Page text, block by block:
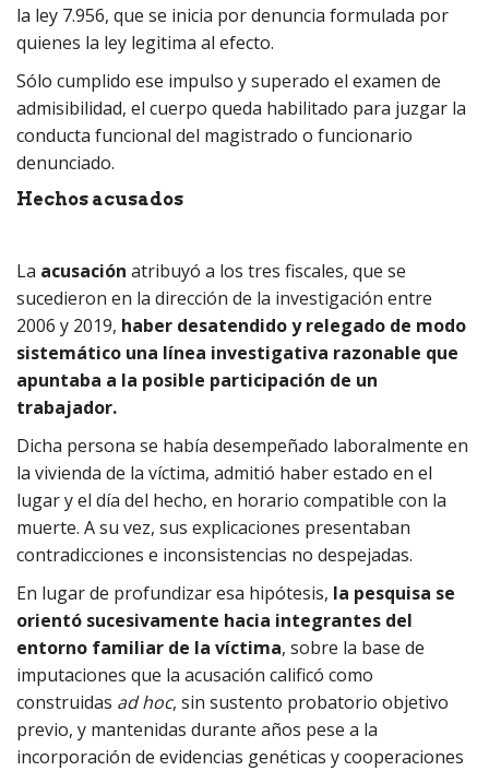
la ley 7.956, que se inicia por denuncia formulada por
quienes la ley legitima al efecto.
Sólo cumplido ese impulso y superado el examen de
admisibilidad, el cuerpo queda habilitado para juzgar la
conducta funcional del magistrado o funcionario
denunciado.
Hechos acusados
La acusación atribuyó a los tres fiscales, que se
sucedieron en la dirección de la investigación entre
2006 y 2019, haber desatendido y relegado de modo
sistemático una línea investigativa razonable que
apuntaba a la posible participación de un
trabajador.
Dicha persona se había desempeñado laboralmente en
la vivienda de la víctima, admitió haber estado en el
lugar y el día del hecho, en horario compatible con la
muerte. A su vez, sus explicaciones presentaban
contradicciones e inconsistencias no despejadas.
En lugar de profundizar esa hipótesis, la pesquisa se
orientó sucesivamente hacia integrantes del
entorno familiar de la víctima, sobre la base de
imputaciones que la acusación calificó como
construidas ad hoc, sin sustento probatorio objetivo
previo, y mantenidas durante años pese a la
incorporación de evidencias genéticas y cooperaciones